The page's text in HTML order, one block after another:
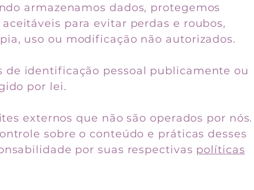
armazenamos dados, protegemos
​​para evitar perdas e roubos,
uso ou modificação não autorizados.
de identificação pessoal publicamente ou
por lei.
externos que não são operados por nós.
sobre o conteúdo e práticas desses
por suas respectivas políticas